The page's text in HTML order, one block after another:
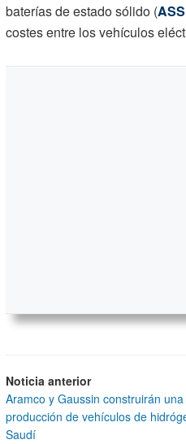
baterías de estado sólido (
costes entre los vehículos
Noticia anterior
Aramco y Gaussin construirán
producción de vehículos de
Saudí